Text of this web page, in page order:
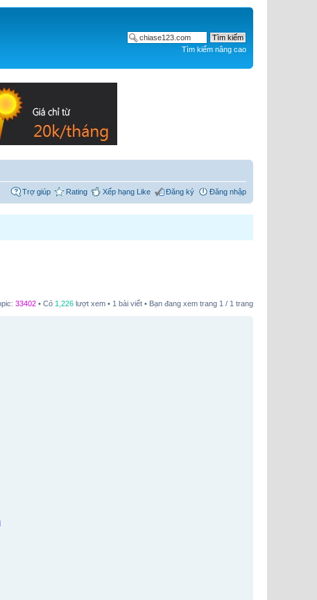
Tìm kiếm nâng cao
Trợ giúp Rating Xếp hạng Like Đăng ký Đăng nhập
33402 • Có 1,226 lượt xem • 1 bài viết • Bạn đang xem trang 1 / 1 trang